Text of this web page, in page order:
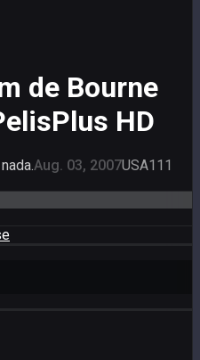
de Bourne
HD
Aug. 03, 2007USA111